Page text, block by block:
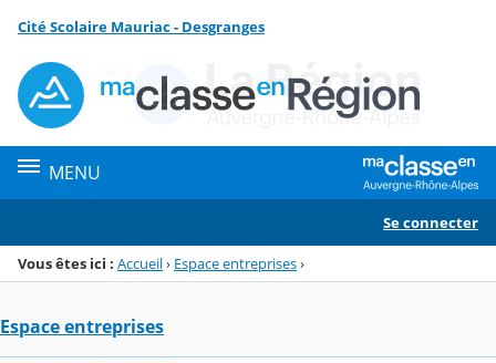
Menu de la rubrique
Contenu
Cité Scolaire Mauriac - Desgranges
MENU
Se connecter
Vous êtes ici : Accueil› Espace entreprises›
Espace entreprises